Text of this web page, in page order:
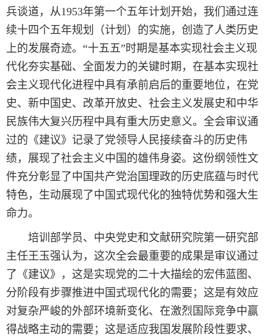
兵谈道，从1953年第一个五年计划开始，我们通过连
续十四个五年规划（计划）的实施，创造了人类历史
上的发展奇迹。“十五五”时期是基本实现社会主义现
代化夯实基础、全面发力的关键时期，在基本实现社
会主义现代化进程中具有承前启后的重要地位，在党
史、新中国史、改革开放史、社会主义发展史和中华
民族伟大复兴历程中具有重大历史意义。全会审议通
过的《建议》记录了党领导人民接续奋斗的历史伟
绩，展现了社会主义中国的雄伟身姿。这份纲领性文
件充分彰显了中国共产党治国理政的历史底蕴与时代
特色，生动展现了中国式现代化的独特优势和强大生
命力。
培训部学员、中央党史和文献研究院第一研究部
主任王玉强认为，这次全会最重要的成果是审议通过
了《建议》，这是实现党的二十大描绘的宏伟蓝图、
分阶段有步骤推进中国式现代化的需要；这是有效应
对复杂严峻的外部环境新变化、在激烈国际竞争中赢
得战略主动的需要；这是适应我国发展阶段性要求、